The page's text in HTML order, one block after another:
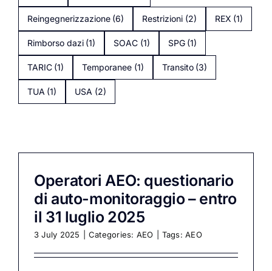
Reingegnerizzazione (6) Restrizioni (2) REX (1)
Rimborso dazi (1) SOAC (1) SPG (1)
TARIC (1) Temporanee (1) Transito (3)
TUA (1) USA (2)
Operatori AEO: questionario
di auto-monitoraggio – entro
il 31 luglio 2025
3 July 2025 Categories: AEO Tags:AEO